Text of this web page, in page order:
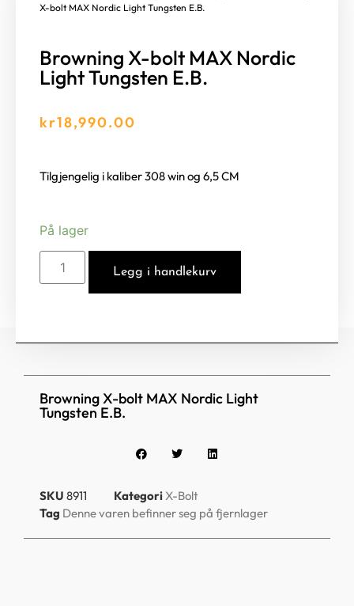
X-bolt MAX Nordic Light Tungsten E.B.
Browning X-bolt MAX Nordic
Light Tungsten E.B.
kr18,990.00
Tilgjengelig i kaliber 308 win og 6,5 CM
På lager
Legg i handlekurv
Browning X-bolt MAX Nordic Light
Tungsten E.B.
SKU 8911 KategoriX-Bolt
Tag Denne varen befinner seg på fjernlager